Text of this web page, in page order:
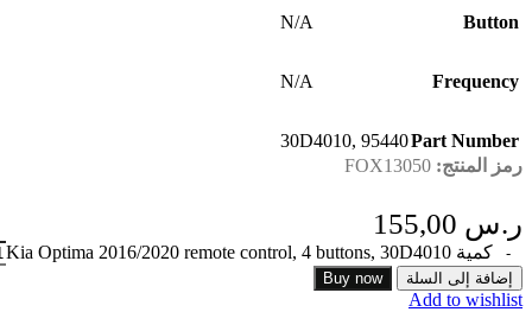
Button
N/A
Frequency
N/A
Part Number
30D4010, 95440
رمز المنتج: FOX13050
ر.س
كمية Kia Optima 2016/2020 remote control, 4 buttons, 30D4010
إضافة إلى السلة Buy now
Add to wishlist